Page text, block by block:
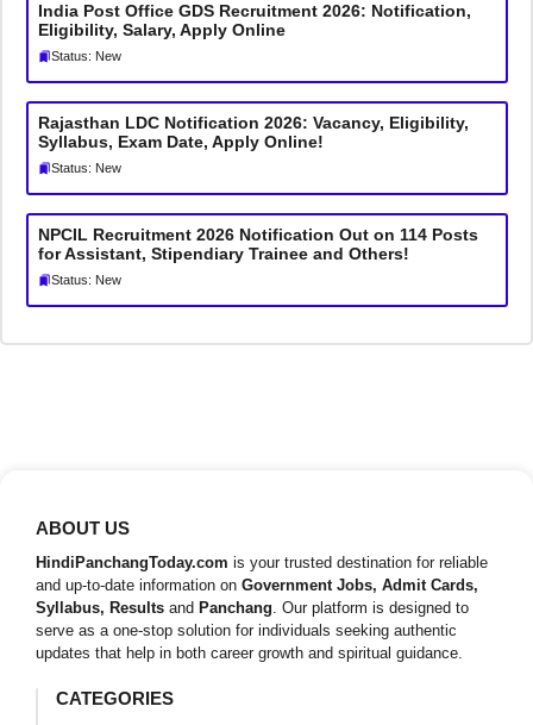
India Post Office GDS Recruitment 2026: Notification,
Eligibility, Salary, Apply Online
Status: New
Rajasthan LDC Notification 2026: Vacancy, Eligibility,
Syllabus, Exam Date, Apply Online!
Status: New
NPCIL Recruitment 2026 Notification Out on 114 Posts
for Assistant, Stipendiary Trainee and Others!
Status: New
ABOUT US
HindiPanchangToday.com is your trusted destination for reliable
and up-to-date information on Government Jobs, Admit Cards,
Syllabus, Results and Panchang . Our platform is designed to
serve as a one-stop solution for individuals seeking authentic
updates that help in both career growth and spiritual guidance.
CATEGORIES